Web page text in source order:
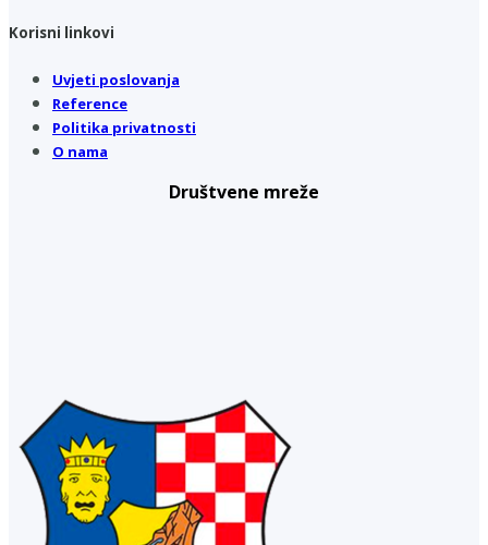
Korisni linkovi
Uvjeti poslovanja
Reference
Politika privatnosti
O nama
Društvene mreže